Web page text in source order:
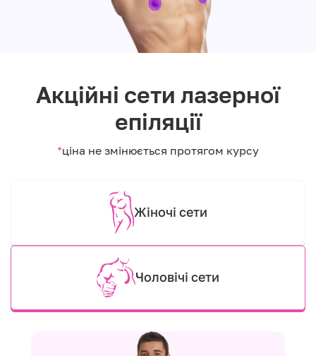
Акційні сети лазерної
епіляції
*ціна не змінюється протягом курсу
Жіночі сети
Чоловічі сети